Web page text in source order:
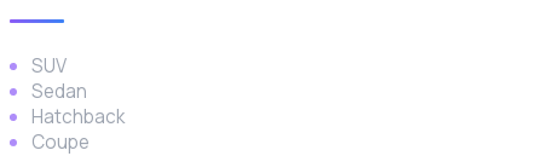
SUV
Sedan
Hatchback
Coupe